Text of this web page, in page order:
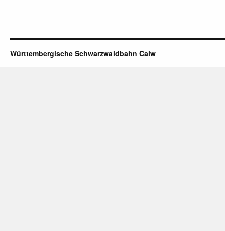
Württembergische Schwarzwaldbahn Calw